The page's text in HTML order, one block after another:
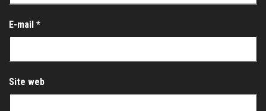
E-mail *
Site web